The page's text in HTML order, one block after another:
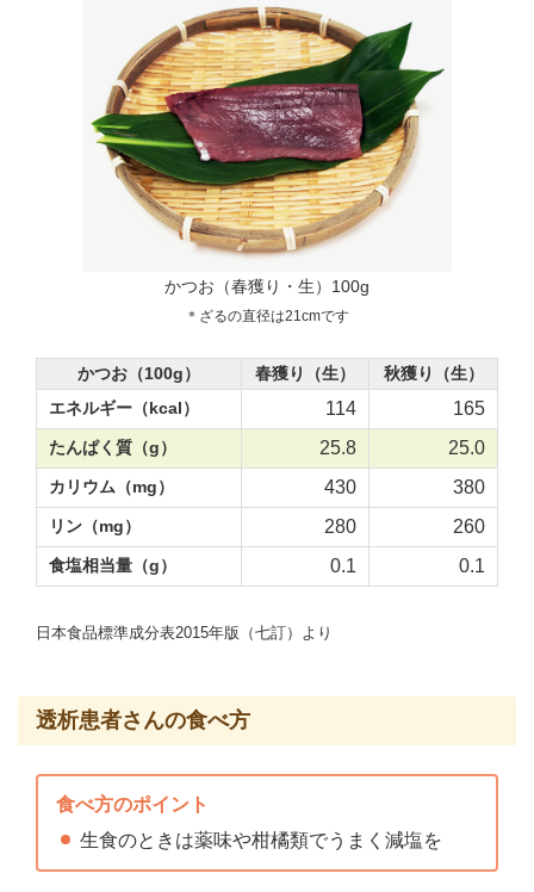
かつお（春獲り・生）100g
＊ざるの直径は21cmです
かつお（100g） 春獲り（生）
秋獲り（生）
エネルギー（kcal）
114 165
たんぱく質（g） 25.8 25.0
カリウム（mg） 430 380
リン（mg） 280 260
食塩相当量（g） 0.1 0.1
日本食品標準成分表2015年版（七訂）より
透析患者さんの食べ方
食べ方のポイント
生食のときは薬味や柑橘類でうまく減塩を